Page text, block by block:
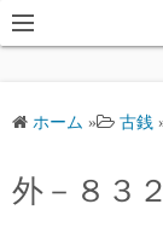
コ
ン
ス
ホーム » 古銭
外－８３